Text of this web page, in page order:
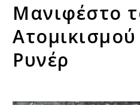
Μανιφέστο
Ρυνέρ